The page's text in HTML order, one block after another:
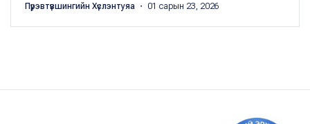
Пүрэвтүвшингийн Хүслэнтуяа ・ 01 сарын 23, 2026